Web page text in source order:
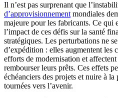
Il n’est pas surprenant que
d’approvisionnement mondiales
majeure pour les fabricants. Ce qui
l’impact de ces défis sur la santé
stratégiques. Les perturbations ne
d’expédition : elles augmentent les
efforts de modernisation et
rembourser leurs prêts. Ces effets
échéanciers des projets et nuire à
tournées vers l’avenir.